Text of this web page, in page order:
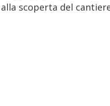
scoperta del
MILANO LA LOCOMOTIVA CZ